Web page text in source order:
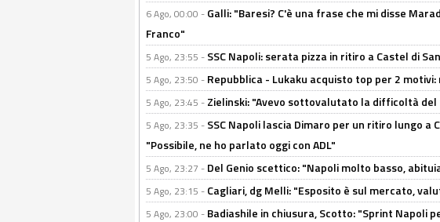
6 Ago, 00:00 - Galli: "Baresi? C'è una frase che mi disse
Franco"
5 Ago, 23:55 - SSC Napoli: serata pizza in ritiro a Castel di
5 Ago, 23:50 - Repubblica - Lukaku acquisto top per 2
5 Ago, 23:45 - Zielinski: "Avevo sottovalutato la difficoltà
5 Ago, 23:35 - SSC Napoli lascia Dimaro per un ritiro lungo a
"Possibile, ne ho parlato oggi con ADL"
5 Ago, 23:27 - Del Genio scettico: "Napoli molto basso,
5 Ago, 23:15 - Cagliari, dg Melli: "Esposito è sul mercato,
5 Ago, 23:00 - Badiashile in chiusura, Scotto: "Sprint Napoli